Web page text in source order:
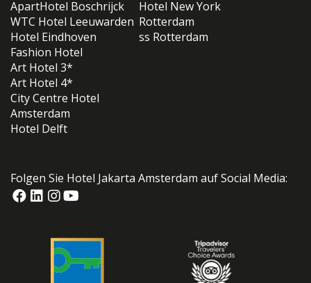
ApartHotel Boschrijck
WTC Hotel Leeuwarden
Hotel Eindhoven
Fashion Hotel
Art Hotel 3*
Art Hotel 4*
City Centre Hotel
Amsterdam
Hotel Delft
Hotel New York
Rotterdam
ss Rotterdam
Folgen Sie Hotel Jakarta Amsterdam auf Social Media: